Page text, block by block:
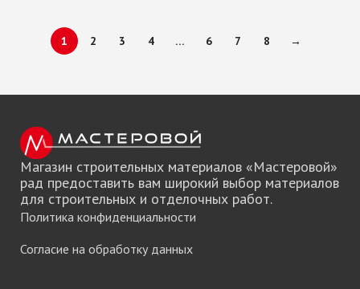
1 2 3 4 … 6 7 8 →
Магазин строительных материалов «Мастеровой»
рад предоставить вам широкий выбор материалов
для строительных и отделочных работ.
Политика конфиденциальности
Согласие на обработку данных